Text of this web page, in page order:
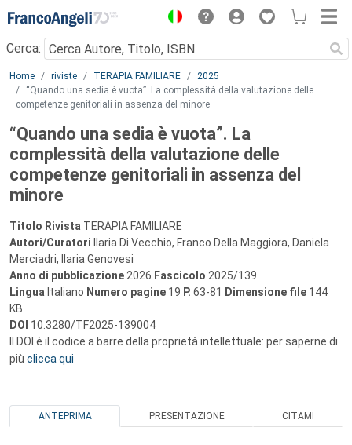
Menu
Cerca:
Main content
Home riviste TERAPIA FAMILIARE
2025
“Quando una sedia è vuota”. La complessità della valutazione delle
competenze genitoriali in assenza del minore
“Quando una sedia è vuota”. La
complessità della valutazione delle
competenze genitoriali in assenza del
minore
Titolo Rivista TERAPIA FAMILIARE
Autori/Curatori Ilaria Di Vecchio, Franco Della Maggiora, Daniela
Merciadri, Ilaria Genovesi
Anno di pubblicazione 2026 Fascicolo 2025/139
Lingua Italiano Numero pagine 19 P. 63-81 Dimensione file 144
KB
DOI 10.3280/TF2025-139004
Il DOI è il codice a barre della proprietà intellettuale: per saperne di
più clicca qui
ANTEPRIMA PRESENTAZIONE CITAMI